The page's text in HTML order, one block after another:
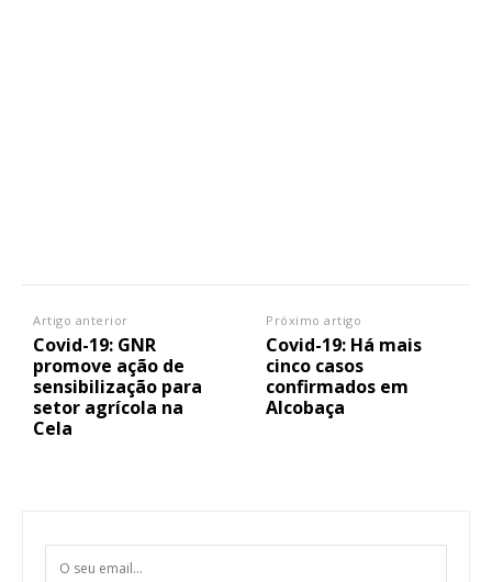
Planos de Assinatura
Artigo anterior
Covid-19: GNR
promove ação de
sensibilização para
setor agrícola na
Cela
Próximo artigo
Covid-19: Há mais
cinco casos
confirmados em
Alcobaça